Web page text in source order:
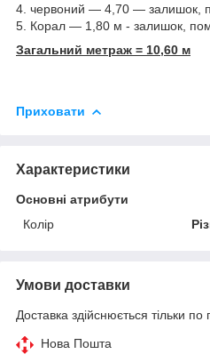
4. червоний — 4,70 — залишок,
5. Корал — 1,80 м - залишок,
Загальний метраж = 10,60 м
Приховати
Характеристики
Основні атрибути
Колір
Умови доставки
Доставка здійснюється тільки по
Нова Пошта